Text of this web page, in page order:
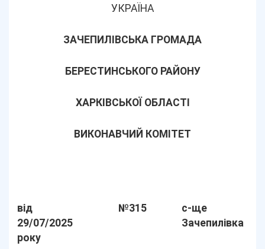
УКРАЇНА
ЗАЧЕПИЛІВСЬКА ГРОМАДА
БЕРЕСТИНСЬКОГО РАЙОНУ
ХАРКІВСЬКОЇ ОБЛАСТІ
ВИКОНАВЧИЙ КОМІТЕТ
від
29/07/2025
року
№315
с-ще
Зачепилівка